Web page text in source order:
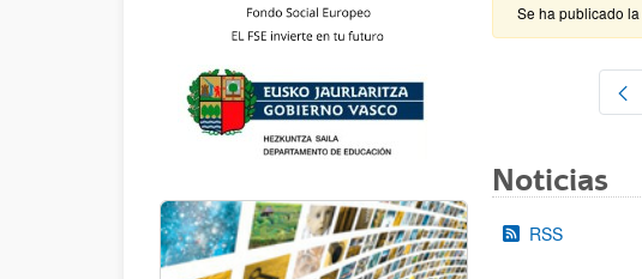
Se ha publicado
Noticias
RSS